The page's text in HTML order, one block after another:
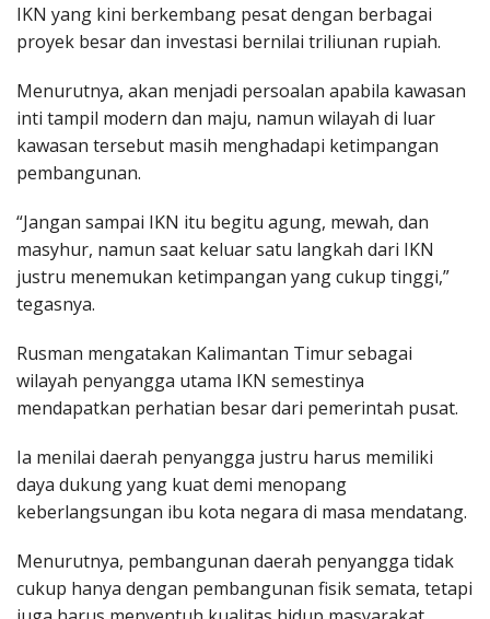
IKN yang kini berkembang pesat dengan berbagai
proyek besar dan investasi bernilai triliunan rupiah.
Menurutnya, akan menjadi persoalan apabila kawasan
inti tampil modern dan maju, namun wilayah di luar
kawasan tersebut masih menghadapi ketimpangan
pembangunan.
“Jangan sampai IKN itu begitu agung, mewah, dan
masyhur, namun saat keluar satu langkah dari IKN
justru menemukan ketimpangan yang cukup tinggi,”
tegasnya.
Rusman mengatakan Kalimantan Timur sebagai
wilayah penyangga utama IKN semestinya
mendapatkan perhatian besar dari pemerintah pusat.
Ia menilai daerah penyangga justru harus memiliki
daya dukung yang kuat demi menopang
keberlangsungan ibu kota negara di masa mendatang.
Menurutnya, pembangunan daerah penyangga tidak
cukup hanya dengan pembangunan fisik semata, tetapi